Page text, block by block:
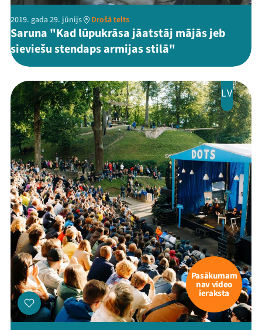
2019. gada 29. jūnijs Drošā telts
Saruna "Kad lūpukrāsa jāatstāj mājās jeb
sieviešu stendaps armijas stilā"
LV
Pasākumam
nav video
ieraksta